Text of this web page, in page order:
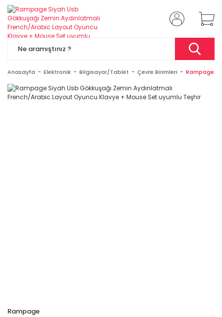
Anasayfa Elektronik Bilgisayar/Tablet Çevre Birimleri Rampage
Rampage